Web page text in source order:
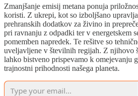
Zmanjšanje emisij metana ponuja
koristi. Z ukrepi, kot so izboljšano
prehranskih dodatkov za živino in
pri ravnanju z odpadki ter v energetskem
pomemben napredek. Te rešitve so
uveljavljene v številnih regijah. Z njihovo
lahko bistveno prispevamo k omejevanju
trajnostni prihodnosti našega planeta.